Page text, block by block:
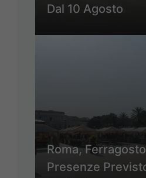
Dal 10 Agosto
Roma,
Presenze